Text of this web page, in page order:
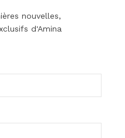
son message sur
nouvelles,
d'Amina